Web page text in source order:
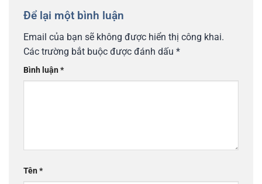
Để lại một bình luận
Email của bạn sẽ không được hiển thị công khai.
Các trường bắt buộc được đánh dấu *
Bình luận*
Tên*